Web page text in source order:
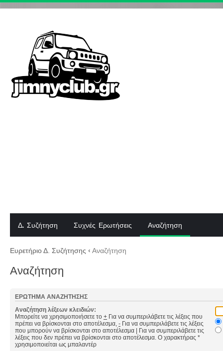
Δ. Συζήτηση Συχνές Ερωτήσεις Αναζήτηση
Ευρετήριο Δ. Συζήτησης ‹ Αναζήτηση
Αναζήτηση
ΕΡΏΤΗΜΑ ΑΝΑΖΉΤΗΣΗΣ
Αναζήτηση λέξεων κλειδιών:
Μπορείτε να χρησιμοποιήσετε το + Για να συμπεριλάβετε τις λέξεις που
πρέπει να βρίσκονται στο αποτέλεσμα, - Για να συμπεριλάβετε τις λέξεις
που μπορούν να βρίσκονται στο αποτέλεσμα | Για να συμπεριλάβετε τις
λέξεις που δεν πρέπει να βρίσκονται στο αποτέλεσμα. Ο χαρακτήρας *
χρησιμοποιείται ως μπαλαντέρ